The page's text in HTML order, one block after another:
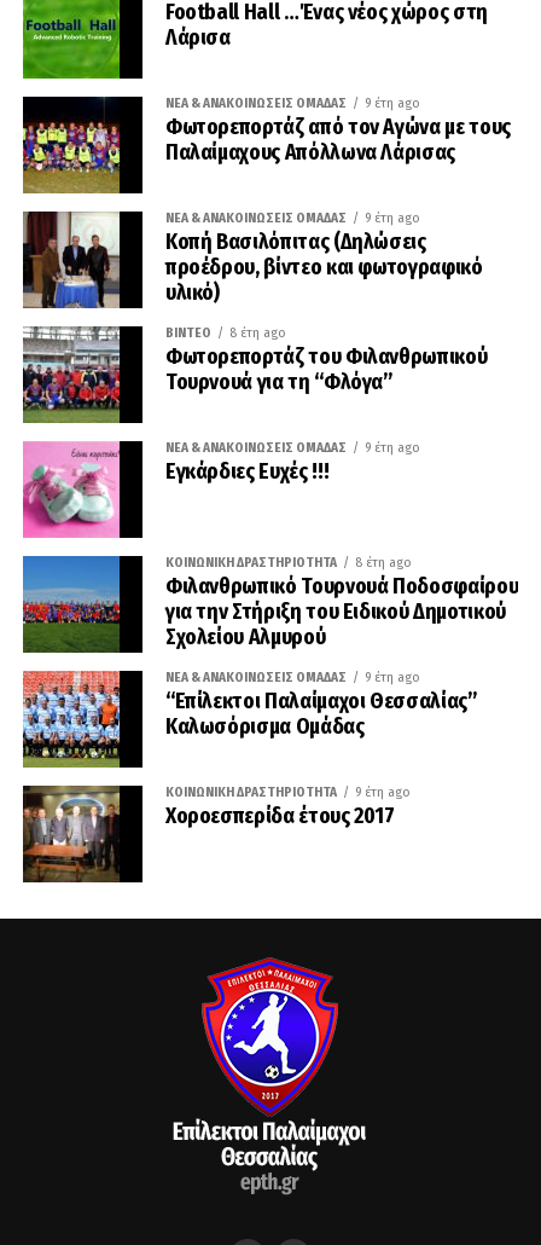
Football Hall …Ένας νέος χώρος στη
Λάρισα
ΝΈΑ & ΑΝΑΚΟΙΝΏΣΕΙΣ ΟΜΆΔΑΣ 9 έτη ago
Φωτορεπορτάζ από τον Αγώνα με τους
Παλαίμαχους Απόλλωνα Λάρισας
ΝΈΑ & ΑΝΑΚΟΙΝΏΣΕΙΣ ΟΜΆΔΑΣ 9 έτη ago
Κοπή Βασιλόπιτας (Δηλώσεις
προέδρου, βίντεο και φωτογραφικό
υλικό)
ΒΊΝΤΕΟ 8 έτη ago
Φωτορεπορτάζ του Φιλανθρωπικού
Τουρνουά για τη “Φλόγα”
ΝΈΑ & ΑΝΑΚΟΙΝΏΣΕΙΣ ΟΜΆΔΑΣ 9 έτη ago
Εγκάρδιες Ευχές !!!
ΚΟΙΝΩΝΙΚΉ ΔΡΑΣΤΗΡΙΌΤΗΤΑ 8 έτη ago
Φιλανθρωπικό Τουρνουά Ποδοσφαίρου
για την Στήριξη του Ειδικού Δημοτικού
Σχολείου Αλμυρού
ΝΈΑ & ΑΝΑΚΟΙΝΏΣΕΙΣ ΟΜΆΔΑΣ 9 έτη ago
“Επίλεκτοι Παλαίμαχοι Θεσσαλίας”
Καλωσόρισμα Ομάδας
ΚΟΙΝΩΝΙΚΉ ΔΡΑΣΤΗΡΙΌΤΗΤΑ 9 έτη ago
Χοροεσπερίδα έτους 2017